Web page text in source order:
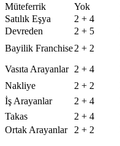
Müteferrik
Yok
Satılık Eşya
2 + 4
Devreden
2 + 5
Bayilik Franchise2 + 2
Vasıta Arayanlar 2 + 4
Nakliye
2 + 2
İş Arayanlar
2 + 4
Takas
2 + 4
Ortak Arayanlar
2 + 2